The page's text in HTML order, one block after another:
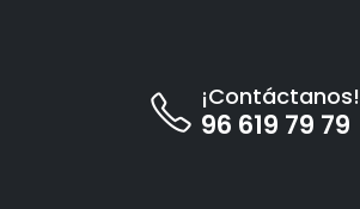
¡Contáctanos!
96 619 79 79